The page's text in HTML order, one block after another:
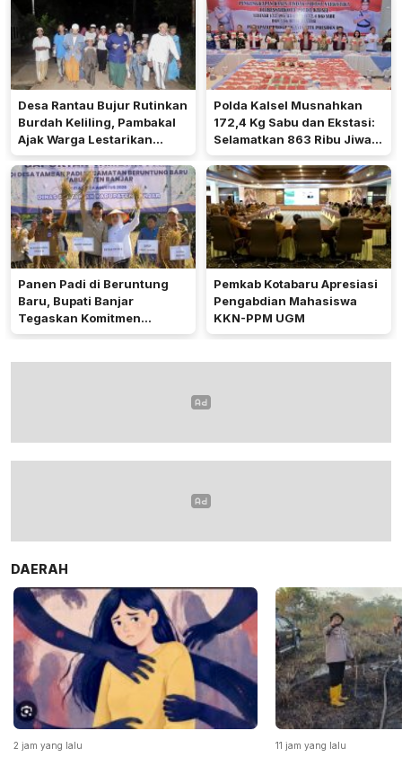
Desa Rantau Bujur Rutinkan
Burdah Keliling, Pambakal
Ajak Warga Lestarikan
Tradisi Keagamaan
Polda Kalsel Musnahkan
172,4 Kg Sabu dan Ekstasi:
Selamatkan 863 Ribu Jiwa
dan Hemat Biaya Rehab Rp.
4,3 Triliun
Panen Padi di Beruntung
Baru, Bupati Banjar
Tegaskan Komitmen
Dukung Ketahanan Pangan
Pemkab Kotabaru Apresiasi
Pengabdian Mahasiswa
KKN-PPM UGM
DAERAH
2 jam yang lalu 11 jam yang lalu